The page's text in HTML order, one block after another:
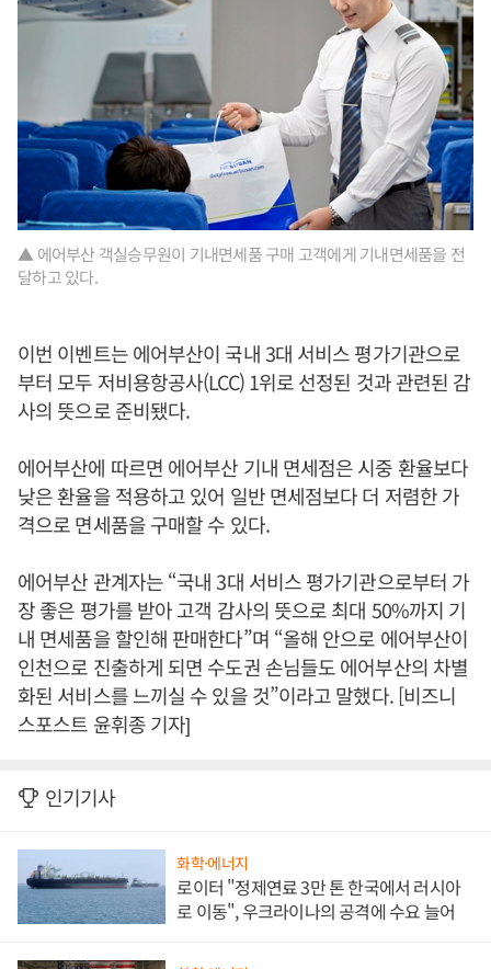
▲ 에어부산 객실승무원이 기내면세품 구매 고객에게 기내면세품을 전
달하고 있다.
이번 이벤트는 에어부산이 국내 3대 서비스 평가기관으로
부터 모두 저비용항공사(LCC) 1위로 선정된 것과 관련된 감
사의 뜻으로 준비됐다.
에어부산에 따르면 에어부산 기내 면세점은 시중 환율보다
낮은 환율을 적용하고 있어 일반 면세점보다 더 저렴한 가
격으로 면세품을 구매할 수 있다.
에어부산 관계자는 “국내 3대 서비스 평가기관으로부터 가
장 좋은 평가를 받아 고객 감사의 뜻으로 최대 50%까지 기
내 면세품을 할인해 판매한다”며 “올해 안으로 에어부산이
인천으로 진출하게 되면 수도권 손님들도 에어부산의 차별
화된 서비스를 느끼실 수 있을 것”이라고 말했다. [비즈니
스포스트 윤휘종 기자]
인기기사
화학·에너지
로이터 "정제연료 3만 톤 한국에서 러시아
로 이동", 우크라이나의 공격에 수요 늘어